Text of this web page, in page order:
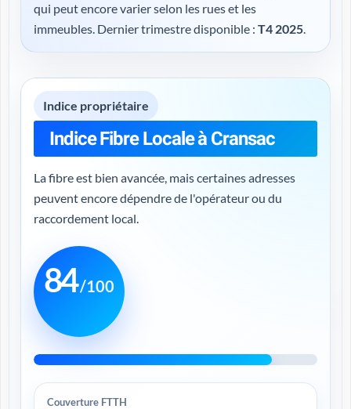
qui peut encore varier selon les rues et les
immeubles. Dernier trimestre disponible : T4 2025.
Indice propriétaire
Indice Fibre Locale à Cransac
La fibre est bien avancée, mais certaines adresses
peuvent encore dépendre de l'opérateur ou du
raccordement local.
84/100
Couverture FTTH